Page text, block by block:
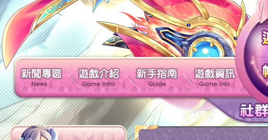
新聞專區 遊戲介紹 新手指南